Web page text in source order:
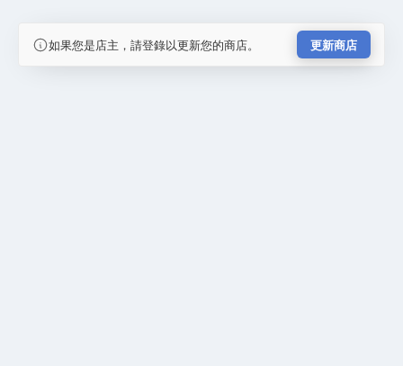
如果您是店主，請登錄以更新您的商店。 更新商店